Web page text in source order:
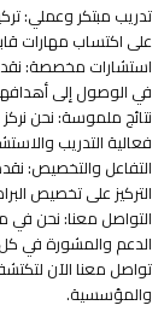
تدريب مبتكر وعملي:
على اكتساب مهارات
استشارات مخصصة: نقدم
في الوصول إلى
نتائج ملموسة: نحن
فعالية التدريب
التفاعل والتخصيص:
التركيز على تخصيص
التواصل معنا: نحن في
الدعم والمشورة في كل
تواصل معنا الآن
والمؤسسية.